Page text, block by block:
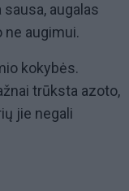
augalas
ne augimui.
kokybės.
trūksta azoto,
jie negali